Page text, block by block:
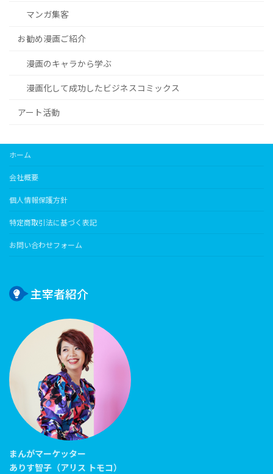
マンガ集客
お勧め漫画ご紹介
漫画のキャラから学ぶ
漫画化して成功したビジネスコミックス
アート活動
ホーム
会社概要
個人情報保護方針
特定商取引法に基づく表記
お問い合わせフォーム
主宰者紹介
まんがマーケッター
ありす智子（アリス トモコ）